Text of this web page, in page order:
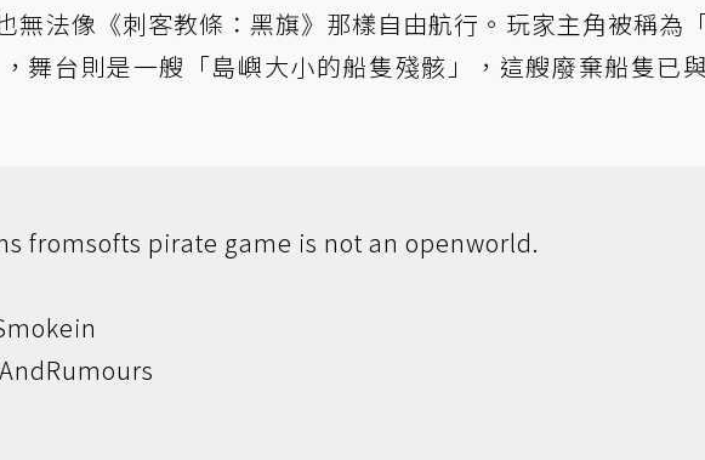
無法像《刺客教條：黑旗》那樣自由航行。玩家主角被稱為
舞台則是一艘「島嶼大小的船隻殘骸」，這艘廢棄船隻已
fromsofts pirate game is not an openworld.
in